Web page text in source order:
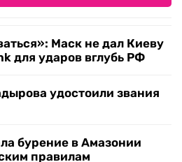
Маск не дал Киеву
для ударов вглубь РФ
удостоили звания
бурение в Амазонии
правилам